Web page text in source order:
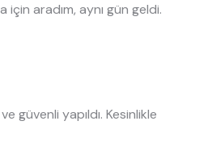
aradım, aynı gün geldi.
güvenli yapıldı. Kesinlikle